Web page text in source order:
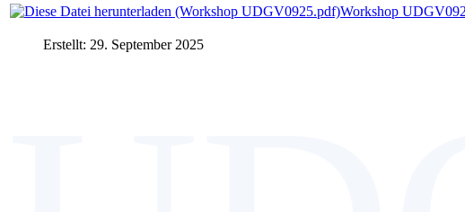
Workshop
Erstellt: 29. September 2025